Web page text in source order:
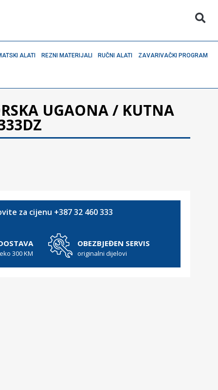
ALATI REZNI MATERIJALI RUČNI ALATI ZAVARIVAČKI PROGRAM
UGAONA / KUTNA
za cijenu +387 32 460 333
300 KM
OBEZBJEĐEN SERVIS
originalni dijelovi